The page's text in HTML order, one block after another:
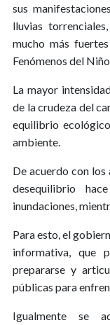
sus
lluvias
mucho más
Fenómenos del
La mayor
de la crudeza del
equilibrio
ambiente.
De acuerdo con los
desequilibrio
inundaciones,
Para esto, el
informativa, que
prepararse y
públicas para
Igualmente se